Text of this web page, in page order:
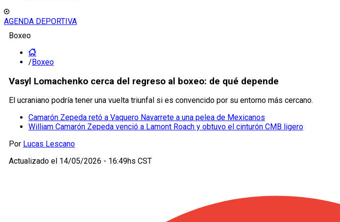
AGENDA DEPORTIVA
Boxeo
/Boxeo
Vasyl Lomachenko cerca del regreso al boxeo: de qué depende
El ucraniano podría tener una vuelta triunfal si es convencido por su entorno más cercano.
Camarón Zepeda retó a Vaquero Navarrete a una pelea de Mexicanos
William Camarón Zepeda venció a Lamont Roach y obtuvo el cinturón CMB ligero
Por Lucas Lescano
Actualizado el 14/05/2026 - 16:49hs CST